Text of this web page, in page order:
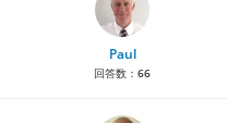
Paul
回答数： 66